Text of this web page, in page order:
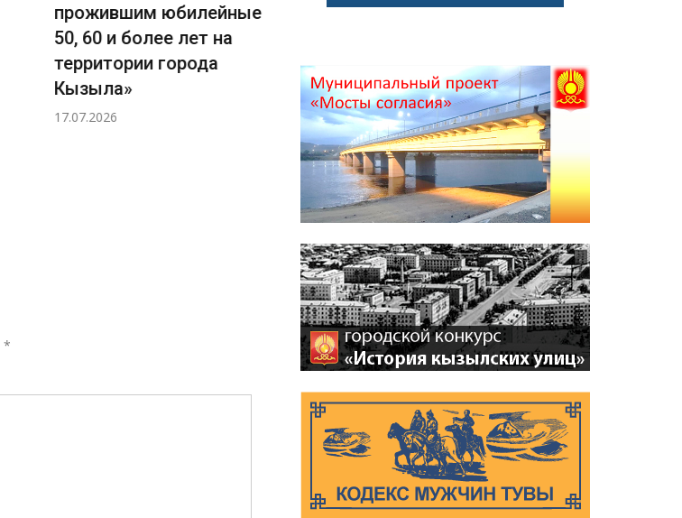
прожившим юбилейные
50, 60 и более лет на
территории города
Кызыла»
17.07.2026
* Рейтинг *